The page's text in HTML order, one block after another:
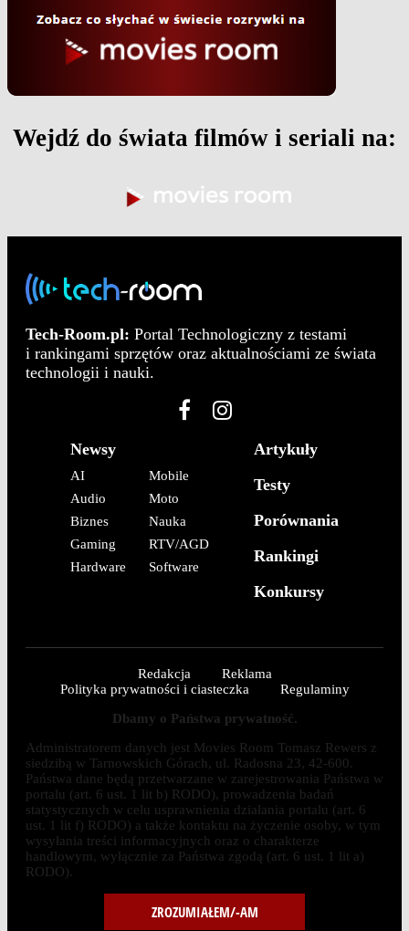
Wejdź do świata filmów i seriali na:
Tech-Room.pl: Portal Technologiczny z testami
i rankingami sprzętów oraz aktualnościami ze świata
technologii i nauki.
Newsy
AI
Audio
Biznes
Gaming
Hardware
Mobile
Moto
Nauka
RTV/AGD
Software
Artykuły
Testy
Porównania
Rankingi
Konkursy
Redakcja
Reklama
Polityka prywatności i ciasteczka
Regulaminy
Dbamy o Państwa prywatność.
Administratorem danych jest Movies Room Tomasz Rewers z
siedzibą w Tarnowskich Górach, ul. Radosna 23, 42-600.
Państwa dane będą przetwarzane w zarejestrowania Państwa w
portalu (art. 6 ust. 1 lit b) RODO), prowadzenia badań
statystycznych w celu usprawnienia działania portalu (art. 6
ust. 1 lit f) RODO) a także kontaktu na życzenie osoby, w tym
wysyłania treści informacyjnych oraz o charakterze
handlowym, wyłącznie za Państwa zgodą (art. 6 ust. 1 lit a)
RODO).
ZROZUMIAŁEM/-AM